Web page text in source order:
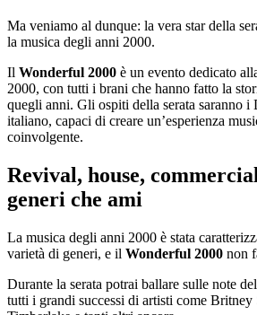
Ma veniamo al dunque: la vera star della
la musica degli anni 2000.
Il Wonderful 2000 è un evento dedicato
2000, con tutti i brani che hanno fatto la
quegli anni. Gli ospiti della serata saranno i
italiano, capaci di creare un’esperienza
coinvolgente.
Revival, house,
generi che ami
La musica degli anni 2000 è stata
varietà di generi, e il Wonderful 2000 non
Durante la serata potrai ballare sulle note
tutti i grandi successi di artisti come Britney